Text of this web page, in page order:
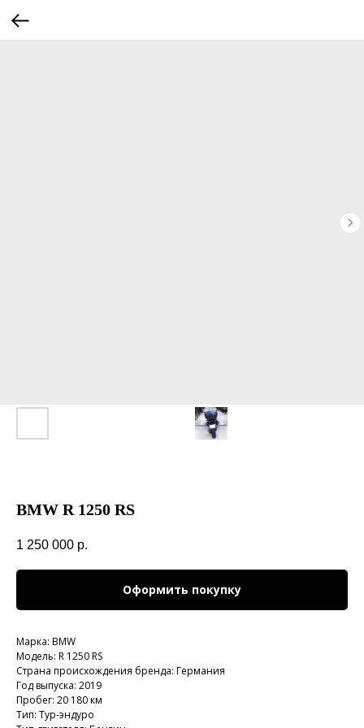
BMW R 1250 RS
1 250 000 р.
Оформить покупку
Марка: BMW
Модель: R 1250 RS
Страна происхождения бренда: Германия
Год выпуска: 2019
Пробег: 20 180 км
Тип: Тур-эндуро